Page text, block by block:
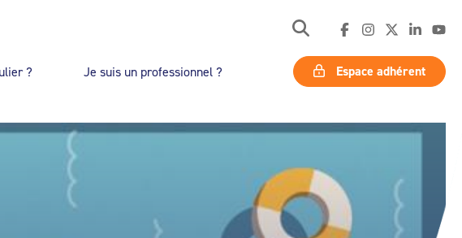
? Je suis un professionnel ? Espace adhérent